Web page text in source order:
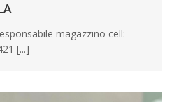
magazzino cell:
[...]